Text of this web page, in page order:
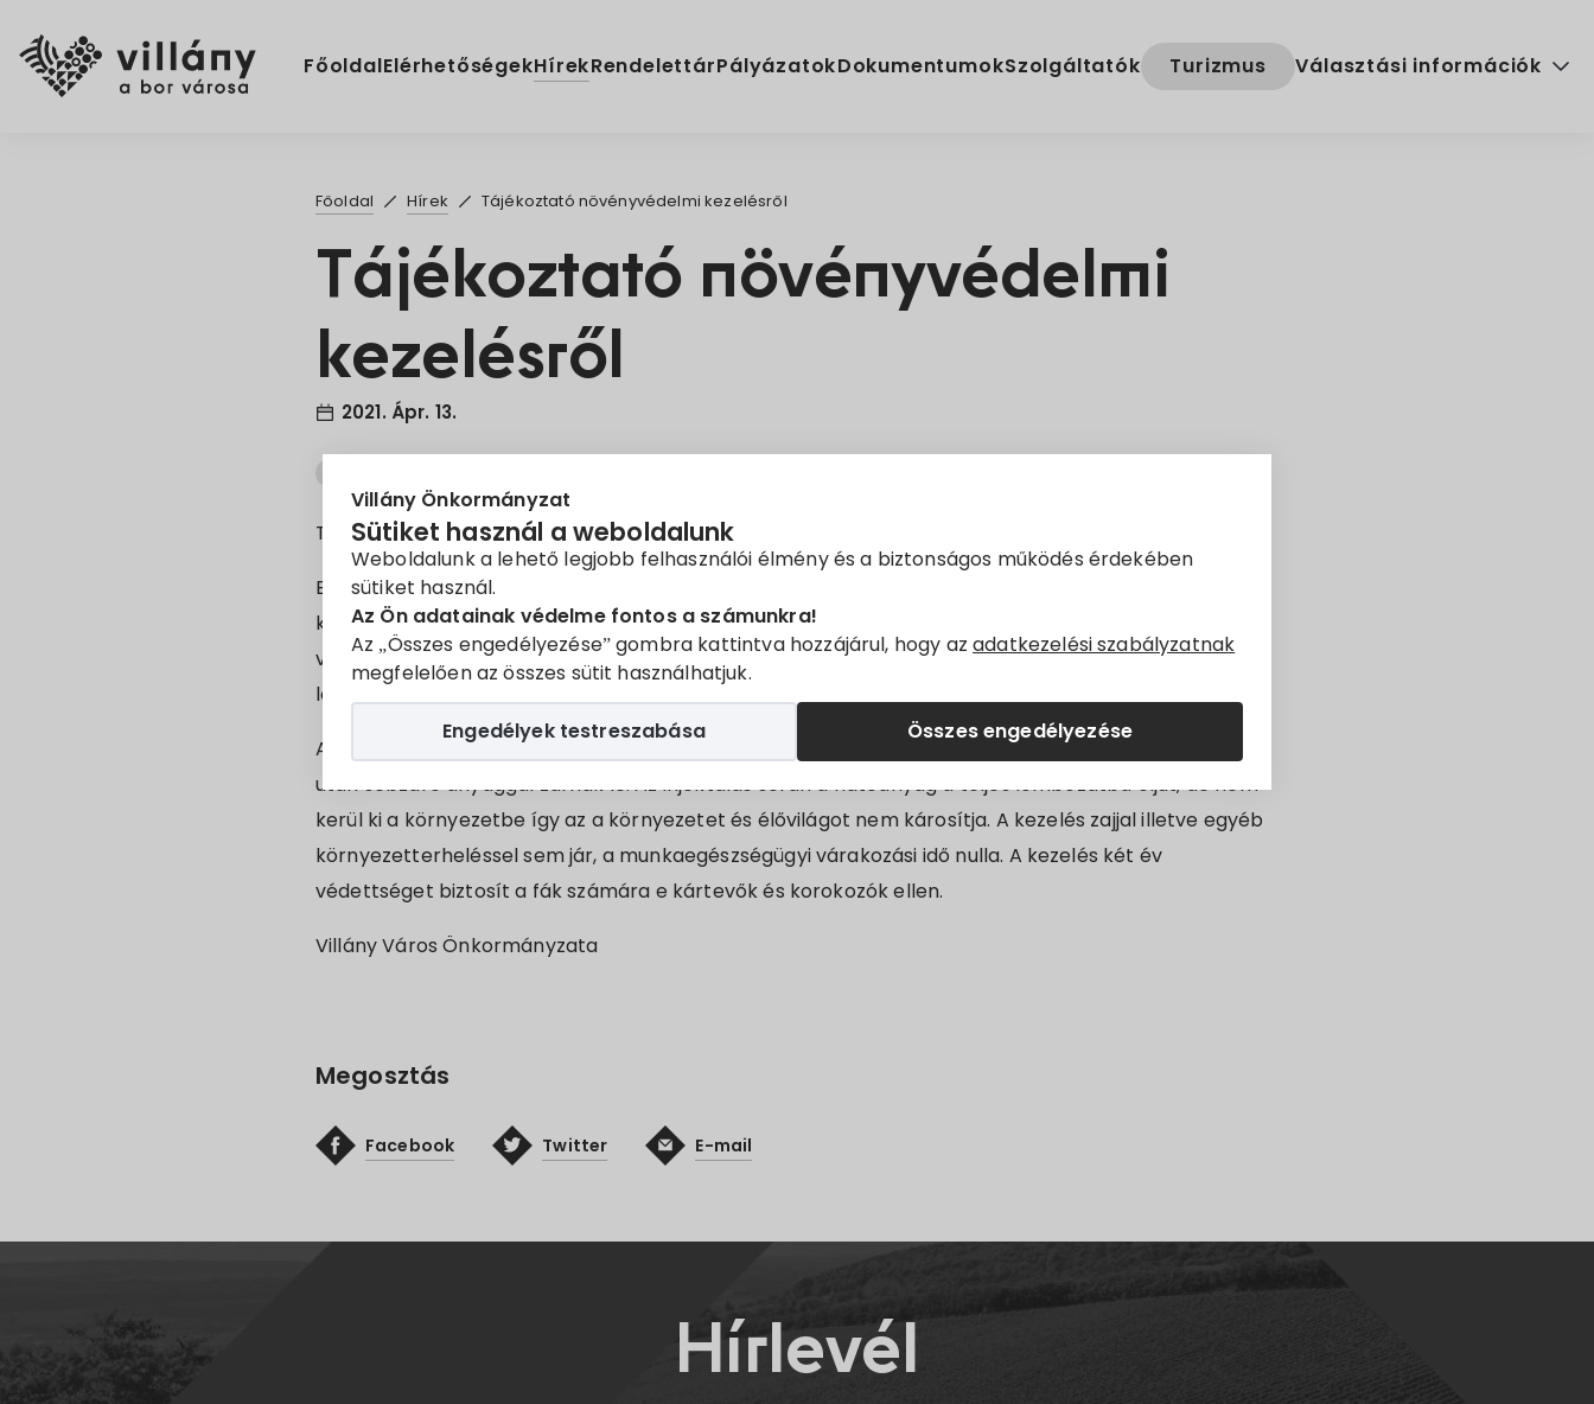
Villány Önkormányzat
Sütiket használ a weboldalunk
Weboldalunk a lehető legjobb felhasználói élmény és a biztonságos működés érdekében
sütiket használ.
Az Ön adatainak védelme fontos a számunkra!
Az „Összes engedélyezése” gombra kattintva hozzájárul, hogy azadatkezelési szabályzatnak
megfelelően az összes sütit használhatjuk.
Összes engedélyezése
Engedélyek testreszabása
FőoldalElérhetőségekHírekRendelettárPályázatokDokumentumokSzolgáltatók Turizmus Választási információk
Főoldal Hírek Tájékoztató növényvédelmi kezelésről
Tájékoztató növényvédelmi
kezelésről
2021. Ápr. 13.
Tisztelt Lakosság!
Ezúton tájékoztatjuk Önöket, hogy 2021. április 14-e és 21-e között a Villány belterületén található
közönséges vadgesztenyefák (Aesculus hippocastanum) növényvédelmi kezelését végzik
vadgesztenyelevél-aknázómoly (Cameraria ohridella) kártétele valamint guignardiás
levélfoltosodás (Guignardia aesculi) ellen.
A törzsinjektálás során 3,5 mm-es furaton keresztül juttatják a hatóanyagot a fatestbe, amit kezelés
után sebzáró anyaggal zárnak le. Az injektálás során a hatóanyag a teljes lombozatba eljut, de nem
kerül ki a környezetbe így az a környezetet és élővilágot nem károsítja. A kezelés zajjal illetve egyéb
környezetterheléssel sem jár, a munkaegészségügyi várakozási idő nulla. A kezelés két év
védettséget biztosít a fák számára e kártevők és korokozók ellen.
Villány Város Önkormányzata
Megosztás
Facebook Twitter E-mail
Hírlevél